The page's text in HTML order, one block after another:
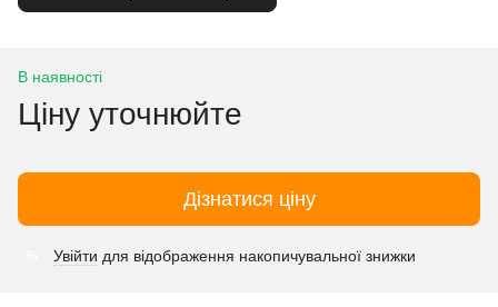
В наявності
Ціну уточнюйте
Дізнатися ціну
Увійти для відображення накопичувальної знижки